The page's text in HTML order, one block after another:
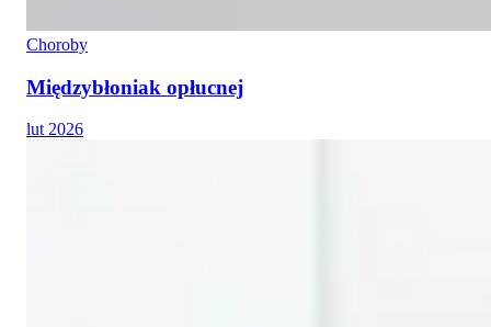
Choroby
Międzybłoniak opłucnej
lut 2026